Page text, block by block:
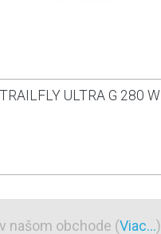
ULTRA G 280 W
našom obchode (Viac...)